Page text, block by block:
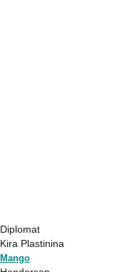
Diplomat
Kira Plastinina
Mango